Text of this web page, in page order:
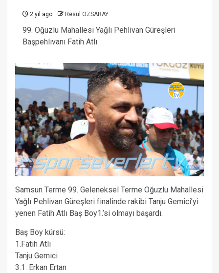
2 yıl ago Resul ÖZSARAY
99. Oğuzlu Mahallesi Yağlı Pehlivan Güreşleri
Başpehlivanı Fatih Atlı
Samsun Terme 99. Geleneksel Terme Oğuzlu Mahallesi
Yağlı Pehlivan Güreşleri finalinde rakibi Tanju Gemici’yi
yenen Fatih Atlı Baş Boy1.’si olmayı başardı.
Baş Boy kürsü:
1.Fatih Atlı
Tanju Gemici
3.1. Erkan Ertan